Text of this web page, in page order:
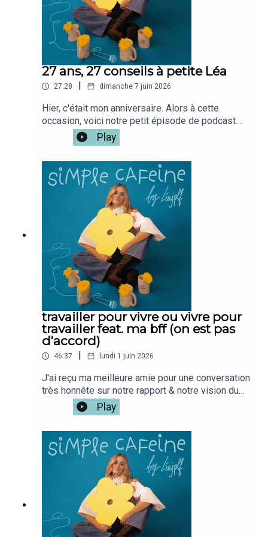
27 ans, 27 conseils à petite Léa
27:28 | dimanche 7 juin 2026
Hier, c'était mon anniversaire. Alors à cette
occasion, voici notre petit épisode de podcast
rituel, les choses que j'ai apprises cettes années
ou les conseils que j'aurai aimé savoir plus tot !Si
tu veux la version vidéo du podcast c'est iciMon
café disponible le 10/06 ici
: www.simplecafeine.comMon compte
perso @leajplf ?J'ai hate de te
lire!Bienveillance,S&S,Léa ✨🫶🏻
Play
travailler pour vivre ou vivre pour
travailler feat. ma bff (on est pas
d'accord)
46:37 lundi 1 juin 2026
J'ai reçu ma meilleure amie pour une conversation
très honnête sur notre rapport & notre vision du
travail qui a évoluée à travers les annéesOn a
grandi ensemble, avec les mêmes valeurs, les
mêmes envies, beaucoup de rêves en commun.Et
pourtant, aujourd'hui, à 26 ans, on se rend compte
qu'on vit les choses différemment, notamment
autour du travail ... qu'on envie pas du tout la vie
de l'autre.Si tu veux la version vidéo du podcast
c'est iciMon café : @simplecafeine Mon compte
perso @leajplf ?J'ai hate de te
lire!Bienveillance,S&S,Léa ✨🫶🏻
Play